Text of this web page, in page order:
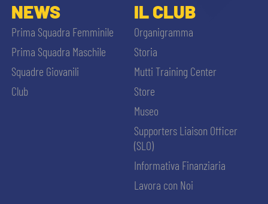
NEWS
Prima Squadra Femminile
Prima Squadra Maschile
Squadre Giovanili
Club
IL CLUB
Organigramma
Storia
Mutti Training Center
Store
Museo
Supporters Liaison Officer
(SLO)
Informativa Finanziaria
Lavora con Noi